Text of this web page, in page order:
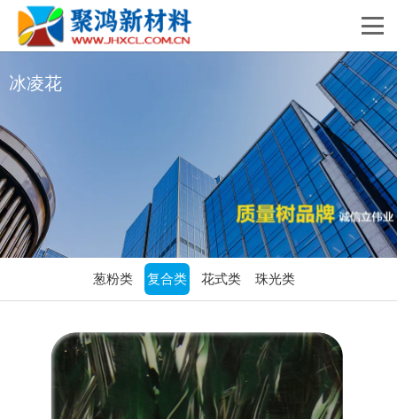
冰凌花
葱粉类 复合类 花式类 珠光类